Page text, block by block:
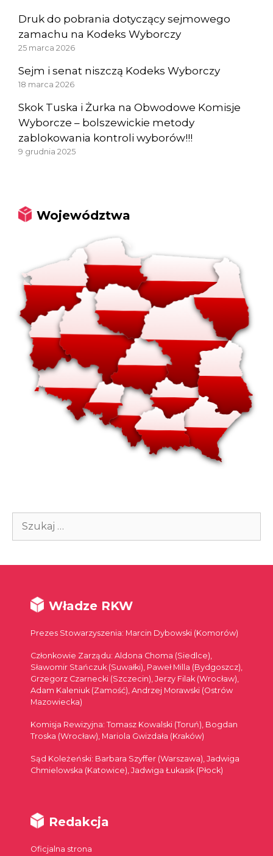
Druk do pobrania dotyczący sejmowego
zamachu na Kodeks Wyborczy
25 marca 2026
Sejm i senat niszczą Kodeks Wyborczy
18 marca 2026
Skok Tuska i Żurka na Obwodowe Komisje
Wyborcze – bolszewickie metody
zablokowania kontroli wyborów!!!
9 grudnia 2025
Województwa
Szukaj:
Władze RKW
Prezes Stowarzyszenia: Marcin Dybowski (Komorów)
Członkowie Zarządu: Aldona Choma (Siedlce),
Sławomir Stańczuk (Suwałki), Paweł Milla (Bydgoszcz),
Grzegorz Czarnecki (Szczecin), Jerzy Filak (Wrocław),
Adam Kaleniuk (Zamość), Andrzej Morawski (Ostrów
Mazowiecka)
Komisja Rewizyjna: Tomasz Kowalski (Toruń), Bogdan
Troska (Wrocław), Mariola Gwizdała (Kraków)
Sąd Koleżeński: Barbara Szyffer (Warszawa), Jadwiga
Chmielowska (Katowice), Jadwiga Łukasik (Płock)
Redakcja
Oficjalna strona